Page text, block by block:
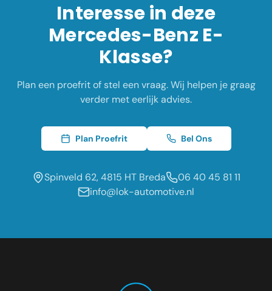
Interesse in deze
Mercedes-Benz E-
Klasse?
Plan een proefrit of stel een vraag. Wij helpen je graag
verder met eerlijk advies.
Plan Proefrit Bel Ons
Spinveld 62, 4815 HT Breda
06 40 45 81 11
info@lok-automotive.nl